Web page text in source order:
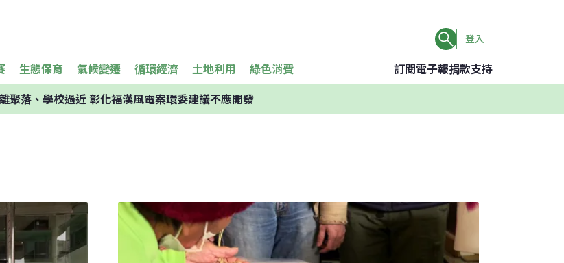
登入
生態保育 氣候變遷 循環經濟 土地利用 綠色消費 訂閱電子報捐款支持
聚落、學校過近 彰化福漢風電案環委建議不應開發